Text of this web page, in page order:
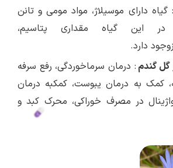
: گیاه دارای موسیلاژ، مواد مومی و تانن
در این گیاه مقداری پتاسیم،
دارد.
گل گندم : درمان سرماخوردگی، رفع سرفه
کمک به درمان یبوست، کمکبه درمان
در مصرف خوراکی، محرک کبد و